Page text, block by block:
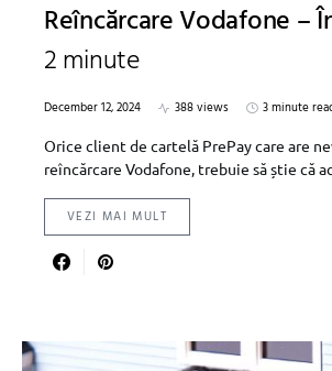
Reîncărcare Vodafone –
2 minute
December 12, 2024 388 views
3 minute
Orice client de cartelă PrePay care are
reîncărcare Vodafone, trebuie să știe că
VEZI MAI MULT